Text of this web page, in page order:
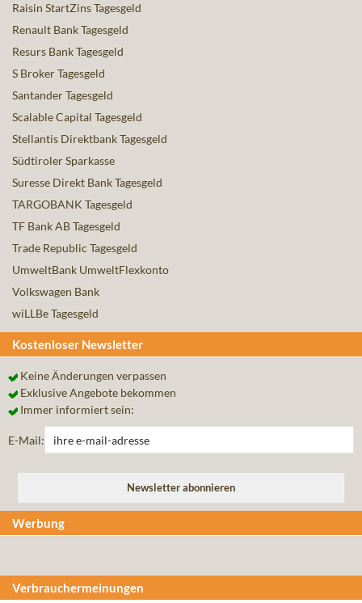
Raisin StartZins Tagesgeld
Renault Bank Tagesgeld
Resurs Bank Tagesgeld
S Broker Tagesgeld
Santander Tagesgeld
Scalable Capital Tagesgeld
Stellantis Direktbank Tagesgeld
Südtiroler Sparkasse
Suresse Direkt Bank Tagesgeld
TARGOBANK Tagesgeld
TF Bank AB Tagesgeld
Trade Republic Tagesgeld
UmweltBank UmweltFlexkonto
Volkswagen Bank
wiLLBe Tagesgeld
Kostenloser Newsletter
Keine Änderungen verpassen
Exklusive Angebote bekommen
Immer informiert sein:
E-Mail:
Werbung
Verbrauchermeinungen